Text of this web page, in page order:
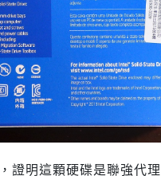
證明這顆硬碟是聯強代理